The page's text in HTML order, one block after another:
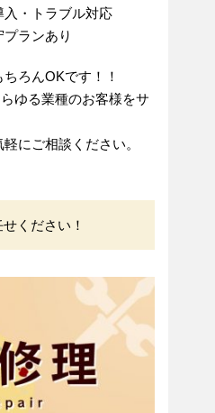
・トラブル対応
ランあり
ろんOKです！！
ゆる業種のお客様をサ
にご相談ください。
ください！